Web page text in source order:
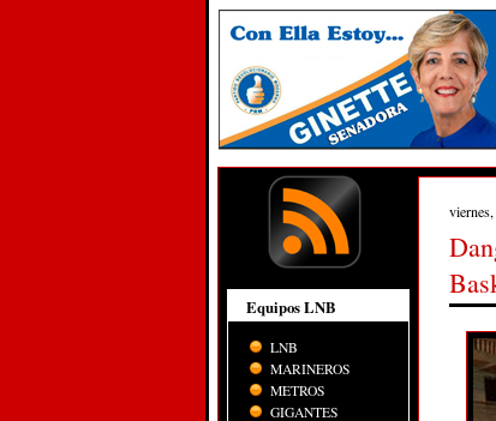
Equipos LNB
LNB
MARINEROS
METROS
GIGANTES